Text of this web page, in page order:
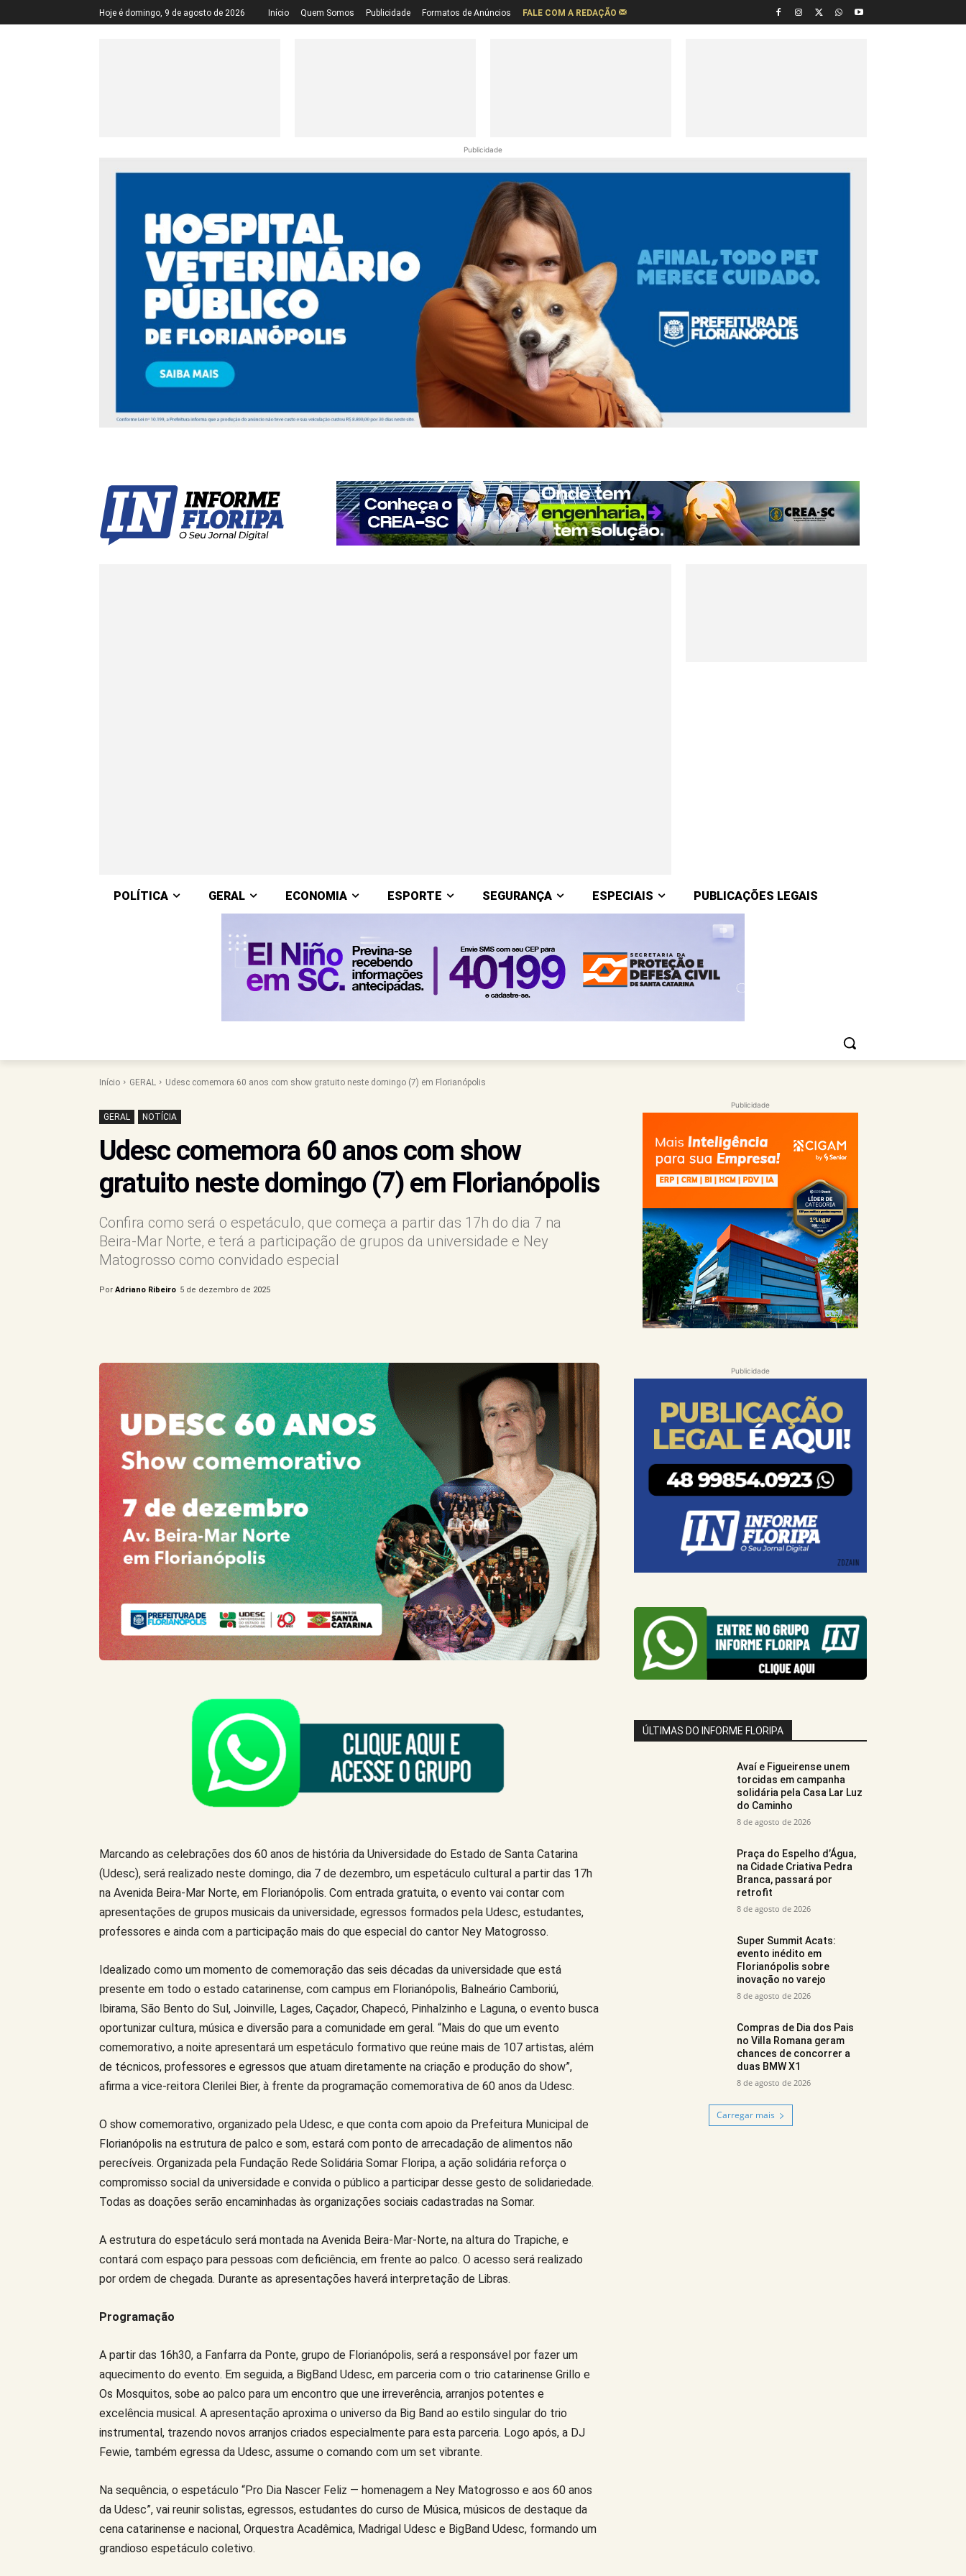
Hoje é domingo, 9 de agosto de 2026 Início Quem Somos Publicidade Formatos de Anúncios FALE COM A REDAÇÃO
Publicidade
POLÍTICA GERAL ECONOMIA ESPORTE SEGURANÇA ESPECIAIS PUBLICAÇÕES LEGAIS
Início GERAL Udesc comemora 60 anos com show gratuito neste domingo (7) em Florianópolis
GERAL NOTÍCIA
Udesc comemora 60 anos com show
gratuito neste domingo (7) em Florianópolis
Confira como será o espetáculo, que começa a partir das 17h do dia 7 na
Beira-Mar Norte, e terá a participação de grupos da universidade e Ney
Matogrosso como convidado especial
Por Adriano Ribeiro 5 de dezembro de 2025
Marcando as celebrações dos 60 anos de história da Universidade do Estado de Santa Catarina
(Udesc), será realizado neste domingo, dia 7 de dezembro, um espetáculo cultural a partir das 17h
na Avenida Beira-Mar Norte, em Florianópolis. Com entrada gratuita, o evento vai contar com
apresentações de grupos musicais da universidade, egressos formados pela Udesc, estudantes,
professores e ainda com a participação mais do que especial do cantor Ney Matogrosso.
Idealizado como um momento de comemoração das seis décadas da universidade que está
presente em todo o estado catarinense, com campus em Florianópolis, Balneário Camboriú,
Ibirama, São Bento do Sul, Joinville, Lages, Caçador, Chapecó, Pinhalzinho e Laguna, o evento busca
oportunizar cultura, música e diversão para a comunidade em geral. “Mais do que um evento
comemorativo, a noite apresentará um espetáculo formativo que reúne mais de 107 artistas, além
de técnicos, professores e egressos que atuam diretamente na criação e produção do show”,
afirma a vice-reitora Clerilei Bier, à frente da programação comemorativa de 60 anos da Udesc.
O show comemorativo, organizado pela Udesc, e que conta com apoio da Prefeitura Municipal de
Florianópolis na estrutura de palco e som, estará com ponto de arrecadação de alimentos não
perecíveis. Organizada pela Fundação Rede Solidária Somar Floripa, a ação solidária reforça o
compromisso social da universidade e convida o público a participar desse gesto de solidariedade.
Todas as doações serão encaminhadas às organizações sociais cadastradas na Somar.
A estrutura do espetáculo será montada na Avenida Beira-Mar-Norte, na altura do Trapiche, e
contará com espaço para pessoas com deficiência, em frente ao palco. O acesso será realizado
por ordem de chegada. Durante as apresentações haverá interpretação de Libras.
Programação
A partir das 16h30, a Fanfarra da Ponte, grupo de Florianópolis, será a responsável por fazer um
aquecimento do evento. Em seguida, a BigBand Udesc, em parceria com o trio catarinense Grillo e
Os Mosquitos, sobe ao palco para um encontro que une irreverência, arranjos potentes e
excelência musical. A apresentação aproxima o universo da Big Band ao estilo singular do trio
instrumental, trazendo novos arranjos criados especialmente para esta parceria. Logo após, a DJ
Fewie, também egressa da Udesc, assume o comando com um set vibrante.
Na sequência, o espetáculo “Pro Dia Nascer Feliz — homenagem a Ney Matogrosso e aos 60 anos
da Udesc”, vai reunir solistas, egressos, estudantes do curso de Música, músicos de destaque da
cena catarinense e nacional, Orquestra Acadêmica, Madrigal Udesc e BigBand Udesc, formando um
grandioso espetáculo coletivo.
Publicidade
Publicidade
ÚLTIMAS DO INFORME FLORIPA
Avaí e Figueirense unem
torcidas em campanha
solidária pela Casa Lar Luz
do Caminho
8 de agosto de 2026
Praça do Espelho d’Água,
na Cidade Criativa Pedra
Branca, passará por
retrofit
8 de agosto de 2026
Super Summit Acats:
evento inédito em
Florianópolis sobre
inovação no varejo
8 de agosto de 2026
Compras de Dia dos Pais
no Villa Romana geram
chances de concorrer a
duas BMW X1
8 de agosto de 2026
Carregar mais